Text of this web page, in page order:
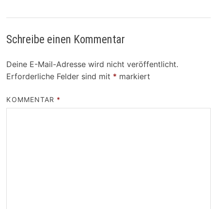
Schreibe einen Kommentar
Deine E-Mail-Adresse wird nicht veröffentlicht.
Erforderliche Felder sind mit * markiert
KOMMENTAR *